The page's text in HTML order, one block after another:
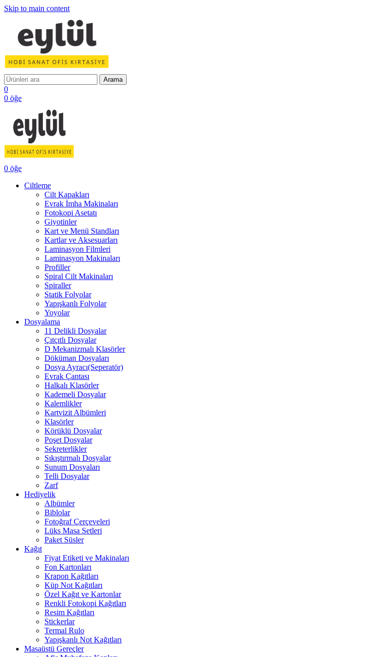
Skip to main content
Arama
0
0 öğe
0 öğe
Ciltleme
Cilt Kapakları
Evrak İmha Makinaları
Fotokopi Asetatı
Giyotinler
Kart ve Menü Standları
Kartlar ve Aksesuarları
Laminasyon Filmleri
Laminasyon Makinaları
Profiller
Spiral Cilt Makinaları
Spiraller
Statik Folyolar
Yapışkanlı Folyolar
Yoyolar
Dosyalama
11 Delikli Dosyalar
Çıtçıtlı Dosyalar
D Mekanizmalı Klasörler
Döküman Dosyaları
Dosya Ayracı(Seperatör)
Evrak Çantası
Halkalı Klasörler
Kademeli Dosyalar
Kalemlikler
Kartvizit Albümleri
Klasörler
Körüklü Dosyalar
Poşet Dosyalar
Sekreterlikler
Sıkıştırmalı Dosyalar
Sunum Dosyaları
Telli Dosyalar
Zarf
Hediyelik
Albümler
Biblolar
Fotoğraf Çerçeveleri
Lüks Masa Setleri
Paket Süsler
Kağıt
Fiyat Etiketi ve Makinaları
Fon Kartonları
Krapon Kağıtları
Küp Not Kağıtları
Özel Kağıt ve Kartonlar
Renkli Fotokopi Kağıtları
Resim Kağıtları
Stickerlar
Termal Rulo
Yapışkanlı Not Kağıtları
Masaüstü Gereçler